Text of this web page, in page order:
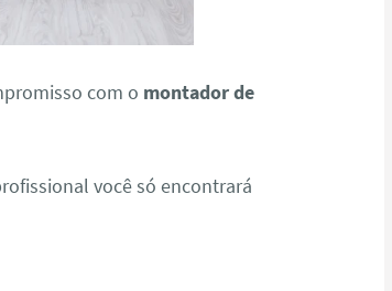
com o montador de
você só encontrará